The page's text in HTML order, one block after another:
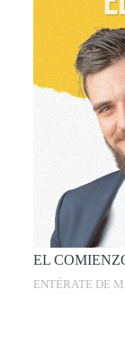
EL
ENTÉRATE DE